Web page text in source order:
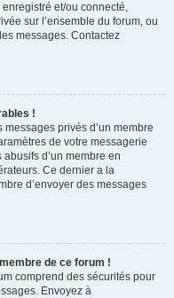
enregistré et/ou connecté,
sur l’ensemble du forum, ou
messages. Contactez
!
privés d’un membre
de votre messagerie
d’un membre en
Ce dernier a la
d’envoyer des messages
de ce forum !
comprend des sécurités pour
Envoyez à